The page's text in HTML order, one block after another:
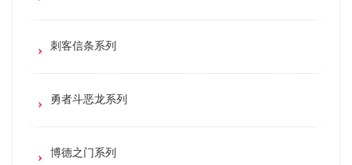
刺客信条系列
勇者斗恶龙系列
博德之门系列